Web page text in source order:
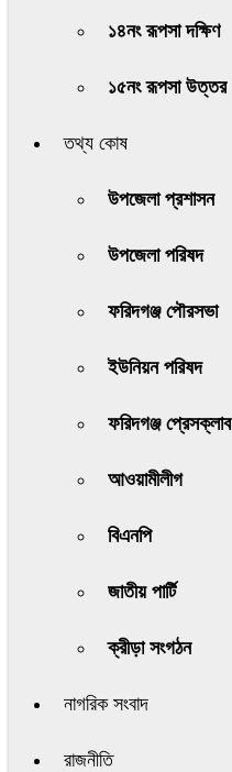
১৪নং রূপসা দক্ষিণ
১৫নং রূপসা উত্তর
তথ্য কোষ
উপজেলা প্রশাসন
উপজেলা পরিষদ
ফরিদগঞ্জ পৌরসভা
ইউনিয়ন পরিষদ
ফরিদগঞ্জ প্রেসক্লাব
আওয়ামীলীগ
বিএনপি
জাতীয় পার্টি
ক্রীড়া সংগঠন
নাগরিক সংবাদ
রাজনীতি